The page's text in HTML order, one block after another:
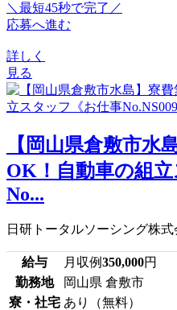
＼最短45秒で完了／
応募へ進む
詳しく
見る
【岡山県倉敷市水
OK！自動車の組
No...
日研トータルソーシング株式
給与 月収例350,000円
勤務地
岡山県 倉敷市
寮・社宅 あり（無料）